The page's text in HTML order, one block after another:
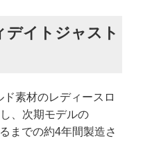
デイトジャスト
素材のレディースロ
、次期モデルの
までの約4年間製造さ